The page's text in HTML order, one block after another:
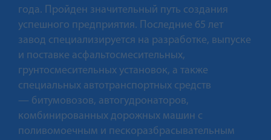
года. Пройден значительный путь создания
успешного предприятия. Последние 65 лет
завод специализируется на разработке, выпуске
и поставке асфальтосмесительных,
грунтосмесительных установок, а также
специальных автотранспортных средств
— битумовозов, автогудронаторов,
комбинированных дорожных машин с
поливомоечным и пескоразбрасывательным